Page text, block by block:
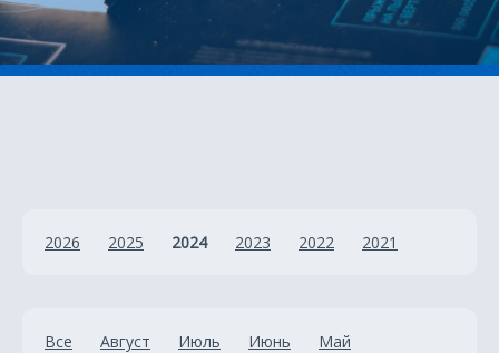
2026 2025 2024 2023 2022 2021
Все Август Июль Июнь
Май